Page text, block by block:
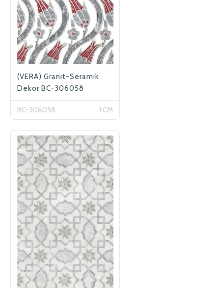
(VERA) Granit-Seramik
Dekor BC-306058
BC-306058 1 CM